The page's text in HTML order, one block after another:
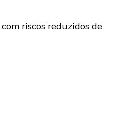
riscos reduzidos de